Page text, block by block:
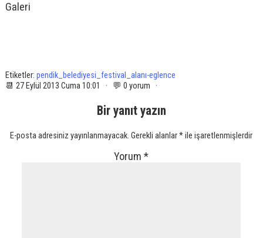
Galeri
Etiketler: pendik_belediyesi_festival_alanı-eglence
📆 27 Eylül 2013 Cuma 10:01 · 💬 0 yorum ·
Bir yanıt yazın
E-posta adresiniz yayınlanmayacak. Gerekli alanlar*ile işaretlenmişlerdir
Yorum*